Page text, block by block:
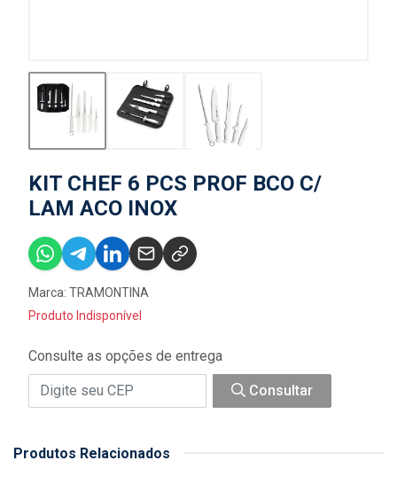
KIT CHEF 6 PCS PROF BCO C/
LAM ACO INOX
Marca: TRAMONTINA
Produto Indisponível
Consulte as opções de entrega
Consultar
Produtos Relacionados